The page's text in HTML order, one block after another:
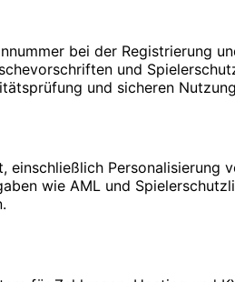
bei der Registrierung
und
und sicheren
Personalisierung
wie AML und